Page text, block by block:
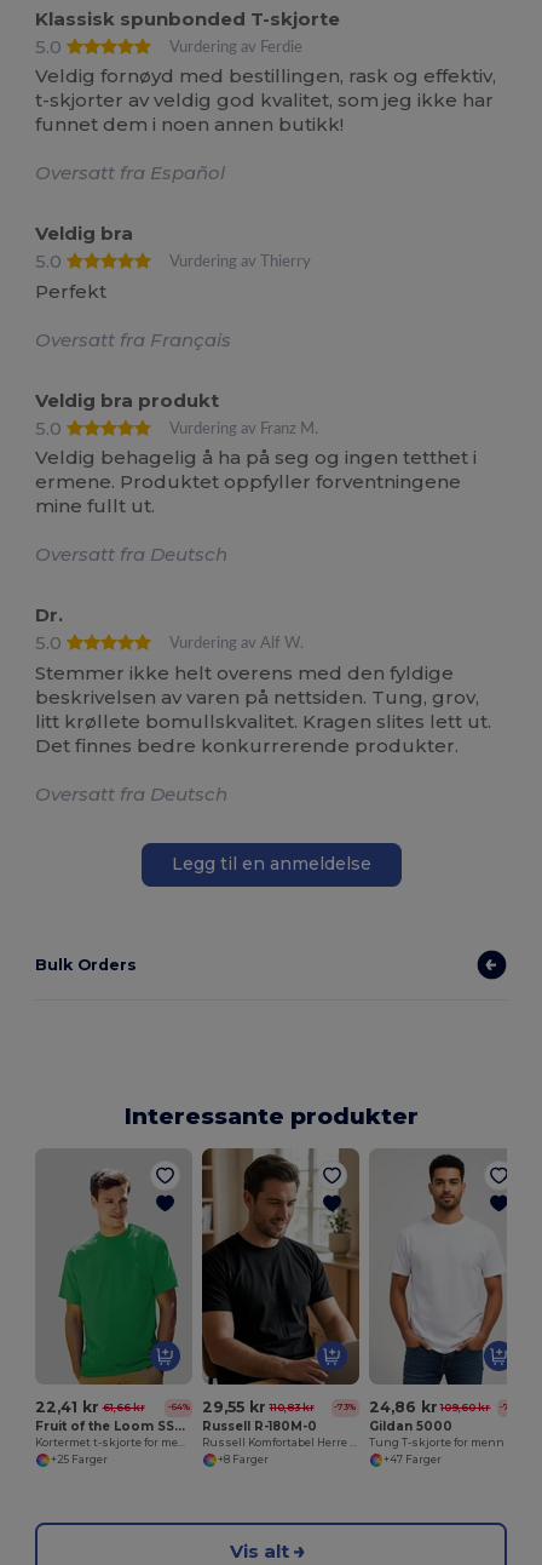
Klassisk spunbonded T-skjorte
5.0
Vurdering av Ferdie
Veldig fornøyd med bestillingen, rask og effektiv,
t-skjorter av veldig god kvalitet, som jeg ikke har
funnet dem i noen annen butikk!
Oversatt fra Español
Veldig bra
5.0
Vurdering av Thierry
Perfekt
Oversatt fra Français
Veldig bra produkt
5.0
Vurdering av Franz M.
Veldig behagelig å ha på seg og ingen tetthet i
ermene. Produktet oppfyller forventningene
mine fullt ut.
Oversatt fra Deutsch
Dr.
5.0
Vurdering av Alf W.
Stemmer ikke helt overens med den fyldige
beskrivelsen av varen på nettsiden. Tung, grov,
litt krøllete bomullskvalitet. Kragen slites lett ut.
Det finnes bedre konkurrerende produkter.
Oversatt fra Deutsch
Legg til en anmeldelse
Bulk Orders
Interessante produkter
22,41 kr 61,66 kr -64%
Fruit of the Loom SS030
+25 Farger
29,55 kr 110,83 kr -73%
Russell R-180M-0
+8 Farger
24,86 kr 109,60 kr -77%
Gildan 5000
Tung T-skjorte for menn
+47 Farger
Vis alt